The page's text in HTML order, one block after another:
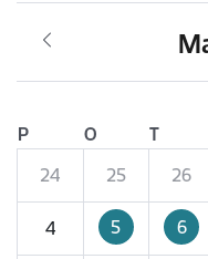
P O T
24
25 26
4 5 6